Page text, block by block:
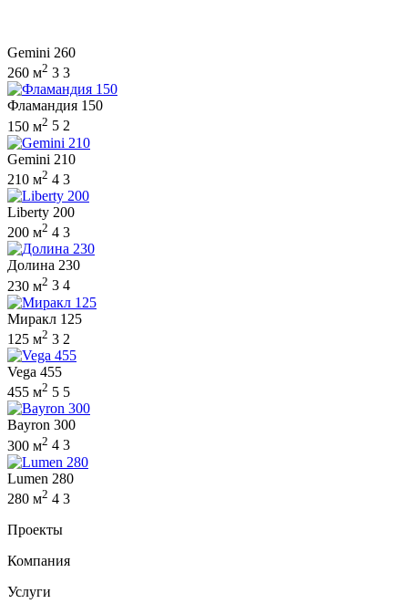
Gemini 260
260 м2 3 3
Фламандия 150
150 м2 5 2
Gemini 210
210 м2 4 3
Liberty 200
200 м2 4 3
Долина 230
230 м2 3 4
Миракл 125
125 м2 3 2
Vega 455
455 м2 5 5
Bayron 300
300 м2 4 3
Lumen 280
280 м2 4 3
Проекты
Компания
Услуги